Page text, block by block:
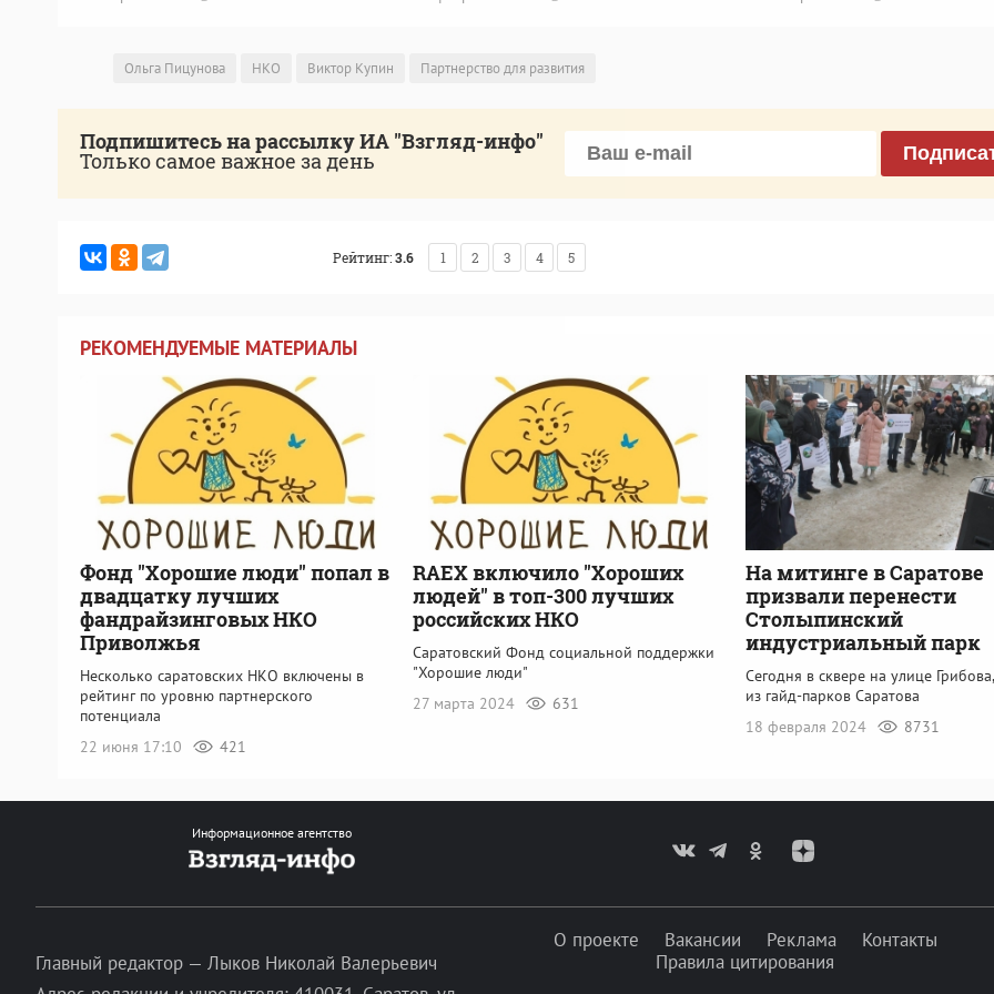
Ольга Пицунова НКО Виктор Купин Партнерство для развития
Подпишитесь на рассылку ИА "Взгляд-инфо"
Только самое важное за день
Рейтинг:3.6 1 2 3 4 5
РЕКОМЕНДУЕМЫЕ МАТЕРИАЛЫ
Фонд "Хорошие люди" попал в
двадцатку лучших
фандрайзинговых НКО
Приволжья
Несколько саратовских НКО включены в
рейтинг по уровню партнерского
потенциала
22 июня 17:10
421
RAEX включило "Хороших
людей" в топ-300 лучших
российских НКО
Саратовский Фонд социальной поддержки
"Хорошие люди"
27 марта 2024
631
На митинге в Саратове
призвали перенести
Столыпинский
индустриальный парк
Сегодня в сквере на улице
из гайд-парков Саратова
18 февраля 2024
8731
Информационное агентство
Главный редактор — Лыков Николай Валерьевич
О проекте Вакансии Реклама
Контакты
Правила цитирования